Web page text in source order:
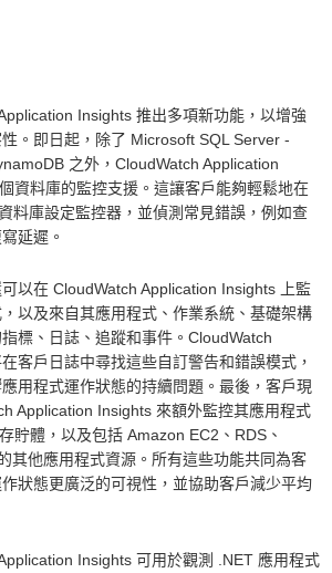
Insights 推出多項新功能，以增強
。即日起，除了 Microsoft SQL Server -
之外，CloudWatch Application
資料庫的監控支援。這讓客戶能夠輕鬆地在
料庫設定監控器，並偵測常見錯誤，例如查
延遲。
以在 CloudWatch Application Insights 上監
以及來自其應用程式、作業系統、基礎架構
標、日誌、追蹤和事件。CloudWatch
客戶日誌中尋找這些自訂警告和錯誤模式，
用程式運作狀態的持續問題。最後，客戶現
Application Insights 來額外監控其應用程式
貯體，以及包括 Amazon EC2、RDS、
其他應用程式資源。所有這些功能共同為客
狀態更廣泛的可視性，並協助客戶減少平均
Insights 可用於觀測 .NET 應用程式